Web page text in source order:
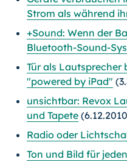
Strom als während
+Sound: Wenn der
Bluetooth-Sound-
Tür als Lautsprecher
"powered by iPad"
unsichtbar: Revox
und Tapete
Radio oder
Ton und Bild für